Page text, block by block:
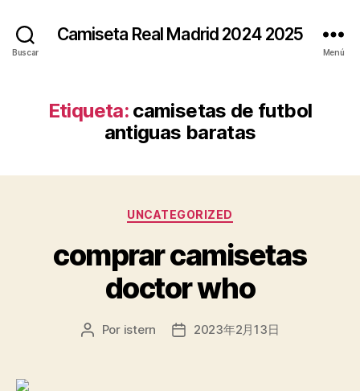
Buscar
Camiseta Real Madrid 2024 2025
Menú
Etiqueta: camisetas de futbol
antiguas baratas
Categorías
UNCATEGORIZED
comprar camisetas
doctor who
Autor
Por istern
Fecha2023年2月13日